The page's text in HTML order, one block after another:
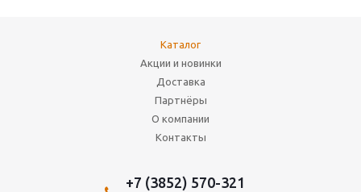
Каталог
Акции и новинки
Доставка
Партнёры
О компании
Контакты
+7 (3852) 570-321